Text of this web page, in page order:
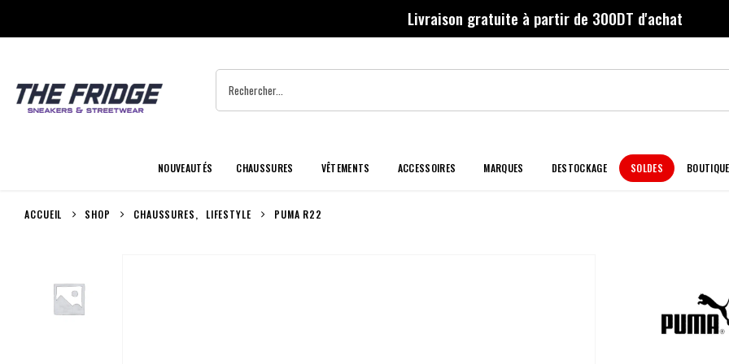
Livraison gratuite à partir de 300DT d'achat
NOUVEAUTÉS CHAUSSURES VÊTEMENTS ACCESSOIRES MARQUES DESTOCKAGE SOLDES
ACCUEIL SHOP CHAUSSURES, LIFESTYLE PUMA R22